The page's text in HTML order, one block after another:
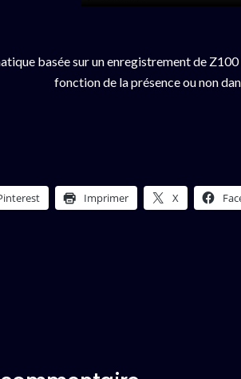
basée sur un enregistrement de
fonction de la présence ou non
Imprimer X